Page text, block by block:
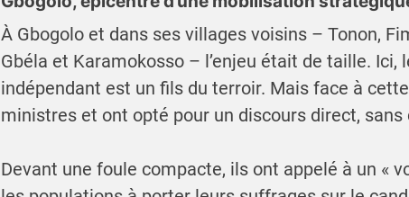
À Gbogolo et dans ses villages voisins – Tonon,
Gbéla et Karamokosso – l’enjeu était de taille. Ici,
indépendant est un fils du terroir. Mais face à
ministres et ont opté pour un discours direct, sans
Devant une foule compacte, ils ont appelé à un «